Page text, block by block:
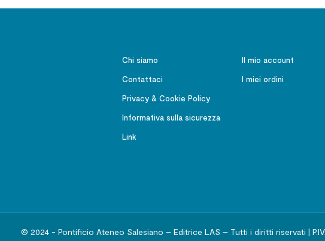
Chi siamo
Contattaci
Privacy & Cookie Policy
Informativa sulla sicurezza
Link
Il mio account
I miei ordini
© 2024 - Pontificio Ateneo Salesiano – Editrice LAS – Tutti i diritti riservati |